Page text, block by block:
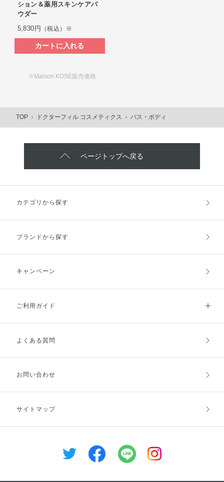
ション＆薬用スキンケアパ
ウダー
5,830円
（税込）※
カートに入れる
※Maison KOSÉ販売価格
TOP ドクターフィル コスメティクス バス・ボディ
ページトップへ戻る
カテゴリから探す
ブランドから探す
キャンペーン
ご利用ガイド
ご利用ガイドトップ
お支払方法
キャンセル・返品・交換
よくある質問
お問い合わせ
サイトマップ